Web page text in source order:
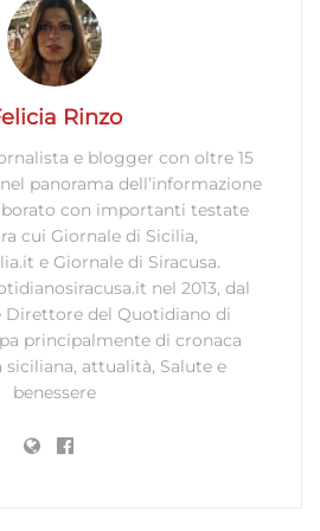
prevenire e
errori, Erogare
e contenuto,
le scelte sulla
Rinzo
e blogger con oltre 15
panorama dell’informazione
con importanti testate
cui Giornale di Sicilia,
e Giornale di Siracusa.
nel 2013, dal
Direttore del Quotidiano di
principalmente di cronaca
siciliana, attualità, Salute e
benessere